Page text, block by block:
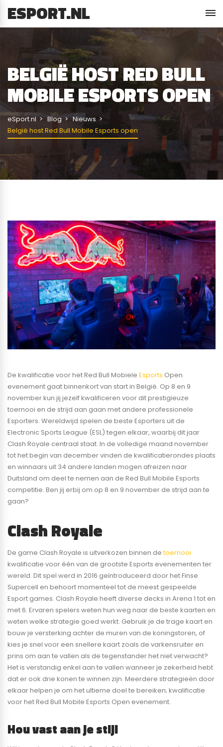
ESPORT.NL
BELGIË HOST RED BULL
MOBILE ESPORTS OPEN
eSport.nl Blog
Nieuws
België host Red Bull Mobile Esports open
De kwalificatie voor het Red Bull Mobiele Esports Open
evenement gaat binnenkort van start in België. Op 8 en 9
november kun jij jezelf kwalificeren voor dit prestigieuze
toernooi en de strijd aan gaan met andere professionele
Esporters. Wereldwijd spelen de beste Esporters uit de
Electronic Sports League (ESL) tegen elkaar, waarbij dit jaar
Clash Royale centraal staat. In de volledige maand november
tot het begin van december vinden de kwalificatierondes plaats
en winnaars uit 34 andere landen mogen afreizen naar
Duitsland om deel te nemen aan de Red Bull Mobile Esports
competitie. Ben jij erbij om op 8 en 9 november de strijd aan te
gaan?
Clash Royale
De game Clash Royale is uitverkozen binnen detoernooi
kwalificatie voor één van de grootste Esports evenementen ter
wereld. Dit spel werd in 2016 geïntroduceerd door het Finse
Supercell en behoort momenteel tot de meest gespeelde
Esport games. Clash Royale heeft diverse decks in Arena 1 tot en
met 6. Ervaren spelers weten hun weg naar de beste kaarten en
weten welke strategie goed werkt. Gebruik je de trage kaart en
bouw je versterking achter de muren van de koningstoren, of
kies je snel voor een snellere kaart zoals de varkensruiter en
prins om aan te vallen als de tegenstander het niet verwacht?
Het is verstandig enkel aan te vallen wanneer je zekerheid hebt
dat er ook drie konen te winnen zijn. Meerdere strategieën door
elkaar helpen je om het ultieme doel te bereiken; kwalificatie
voor het Red Bull Mobile Esports Open evenement.
Hou vast aan je stijl